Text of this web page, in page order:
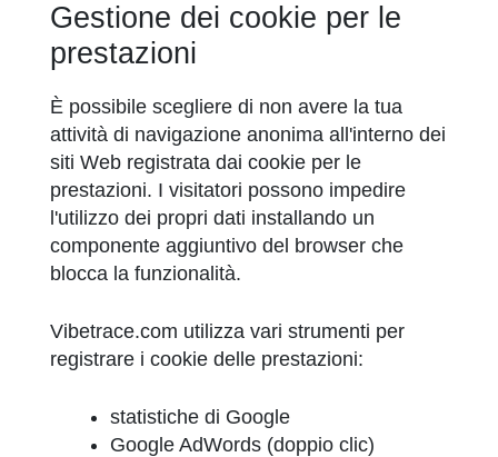
Gestione dei cookie per le
prestazioni
È possibile scegliere di non avere la tua
attività di navigazione anonima all'interno dei
siti Web registrata dai cookie per le
prestazioni. I visitatori possono impedire
l'utilizzo dei propri dati installando un
componente aggiuntivo del browser che
blocca la funzionalità.
Vibetrace.com utilizza vari strumenti per
registrare i cookie delle prestazioni:
statistiche di Google
Google AdWords (doppio clic)